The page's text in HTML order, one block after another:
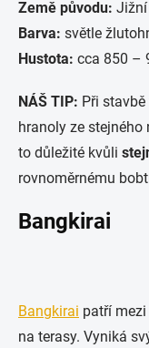
Země původu: Jižní
Barva: světle
Hustota: cca 850 –
NÁŠ TIP: Při
hranoly ze stejného
to důležité kvůli
rovnoměrnému
Bangkirai
Bangkirai patří
na terasy. Vyniká